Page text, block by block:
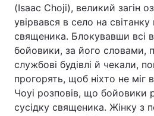
(Isaac Choji), великий загін
увірвався в село на
священика. Блокувавши всі
бойовики, за його словами,
службові будівлі й чекали,
прогорять, щоб ніхто не міг
Чоуі розповів, що бойовики
сусідку священика. Жінку з